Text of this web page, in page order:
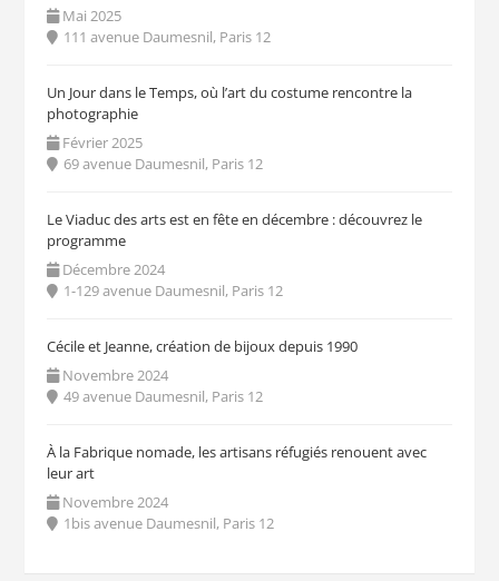
Mai 2025
111 avenue Daumesnil, Paris 12
Un Jour dans le Temps, où l’art du costume rencontre la
photographie
Février 2025
69 avenue Daumesnil, Paris 12
Le Viaduc des arts est en fête en décembre : découvrez le
programme
Décembre 2024
1-129 avenue Daumesnil, Paris 12
Cécile et Jeanne, création de bijoux depuis 1990
Novembre 2024
49 avenue Daumesnil, Paris 12
À la Fabrique nomade, les artisans réfugiés renouent avec
leur art
Novembre 2024
1bis avenue Daumesnil, Paris 12